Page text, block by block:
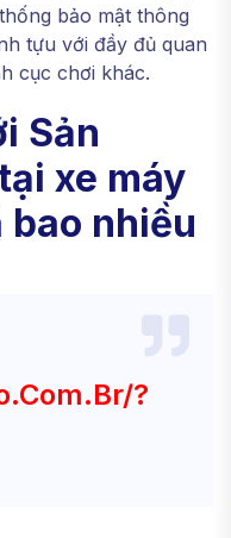
bảo mật thông
tựu với đầy đủ quan
cục chơi khác.
Sản
xe máy
nhiều
?